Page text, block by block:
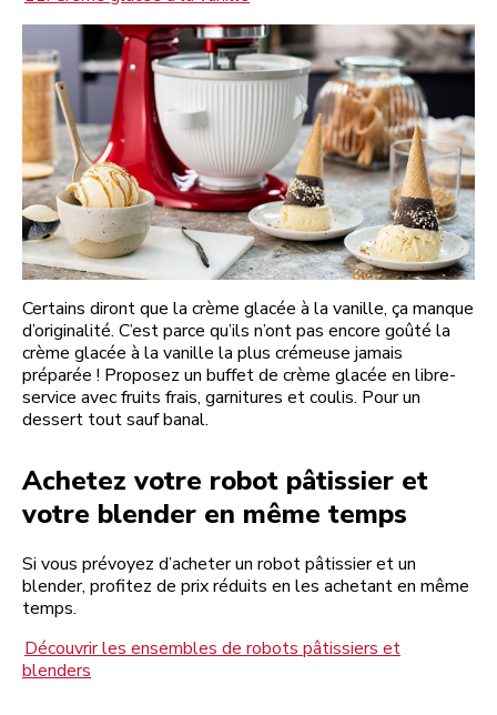
Certains diront que la crème glacée à la vanille, ça manque
d’originalité. C’est parce qu’ils n’ont pas encore goûté la
crème glacée à la vanille la plus crémeuse jamais
préparée ! Proposez un buffet de crème glacée en libre-
service avec fruits frais, garnitures et coulis. Pour un
dessert tout sauf banal.
Achetez votre robot pâtissier et
votre blender en même temps
Si vous prévoyez d’acheter un robot pâtissier et un
blender, profitez de prix réduits en les achetant en même
temps.
Découvrir les ensembles de robots pâtissiers et
blenders